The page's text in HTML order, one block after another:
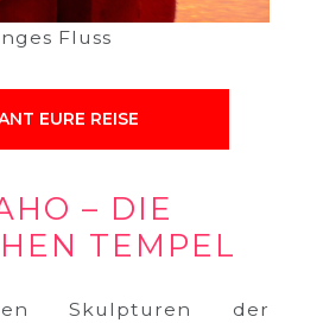
Fluss
EURE REISE
– DIE
TEMPEL
Skulpturen der